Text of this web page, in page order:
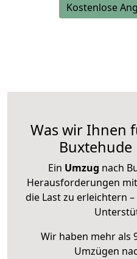
Kostenlose
Was wir Ihnen
Buxtehude
Ein Umzug nach
Herausforderungen
die Last zu erleichtern
Wir haben mehr als
Umzügen